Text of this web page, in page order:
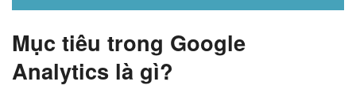
Mục tiêu trong Google
Analytics là gì?